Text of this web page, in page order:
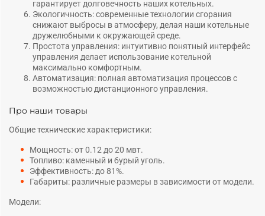
гарантирует долговечность наших котельных.
Экологичность: современные технологии сгорания
снижают выбросы в атмосферу, делая наши котельные
дружелюбными к окружающей среде.
Простота управления: интуитивно понятный интерфейс
управления делает использование котельной
максимально комфортным.
Автоматизация: полная автоматизация процессов с
возможностью дистанционного управления.
Про наши товары
Общие технические характеристики:
Мощность: от 0.12 до20 мвт.
Топливо: каменный и бурый уголь.
Эффективность: до 81%.
Габариты: различные размеры в зависимости от модели.
Модели: